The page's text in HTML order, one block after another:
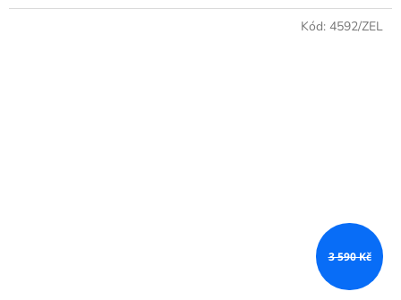
3 590 Kč
Kód: 4592/ZEL